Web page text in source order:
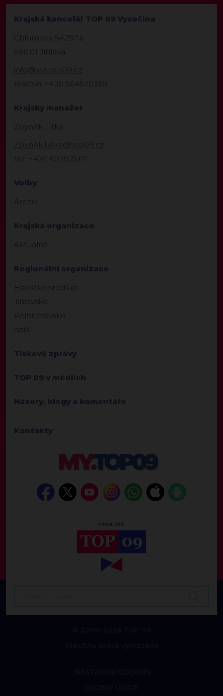
Krajská kancelář TOP 09 Vysočina
Chlumova 5429/1a
586 01 Jihlava
info@vys.top09.cz
telefon: +420 564570369
Krajský manažer
Zbyněk Liška
Zbynek.Liska@top09.cz
tel.: +420 607925171
Volby
Archiv
Krajská organizace
Aktuálně
Regionální organizace
Havlíčkobrodsko
Jihlavsko
Pelhřimovsko
další
Tiskové zprávy
TOP 09 v médiích
Názory, blogy a komentáře
Kontakty